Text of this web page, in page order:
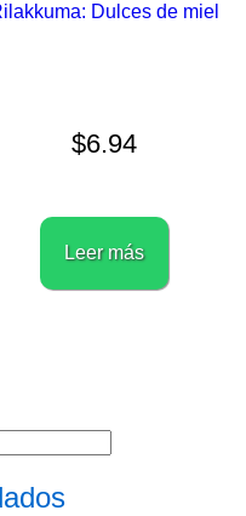
Dulces de miel
$6.94
Leer más